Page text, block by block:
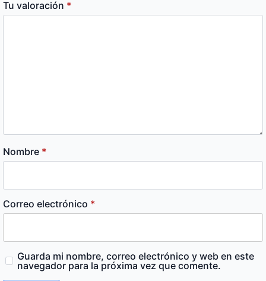
Tu valoración *
Nombre *
Correo electrónico *
Guarda mi nombre, correo electrónico y web en este
navegador para la próxima vez que comente.